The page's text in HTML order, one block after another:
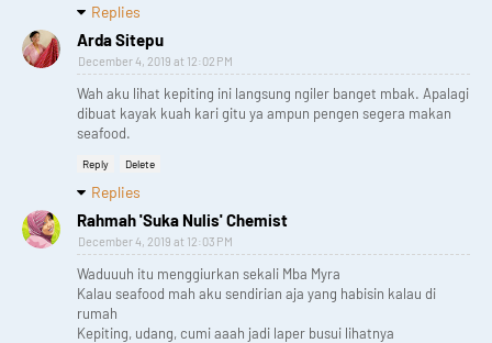
Replies
Arda Sitepu
December 4, 2019 at 12:02 PM
Wah aku lihat kepiting ini langsung ngiler banget mbak. Apalagi
dibuat kayak kuah kari gitu ya ampun pengen segera makan
seafood.
Reply Delete
Replies
Rahmah 'Suka Nulis' Chemist
December 4, 2019 at 12:03 PM
Waduuuh itu menggiurkan sekali Mba Myra
Kalau seafood mah aku sendirian aja yang habisin kalau di
rumah
Kepiting, udang, cumi aaah jadi laper busui lihatnya